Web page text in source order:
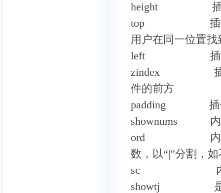
height 插件的
top 插件的顶
用户在同一位置
left 插件的左
zindex 插件的Z
件的前方
padding 插件边
shownums 内容
ord 内容的排
数，以“|”分割，
sc 内容的排序
showtj 是否只